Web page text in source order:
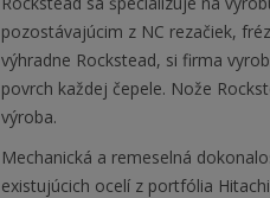
pozostávajúcim z NC rezačiek,
výhradne Rockstead, si firma
povrch každej čepele. Nože
výroba.
Mechanická a remeselná
existujúcich ocelí z portfólia